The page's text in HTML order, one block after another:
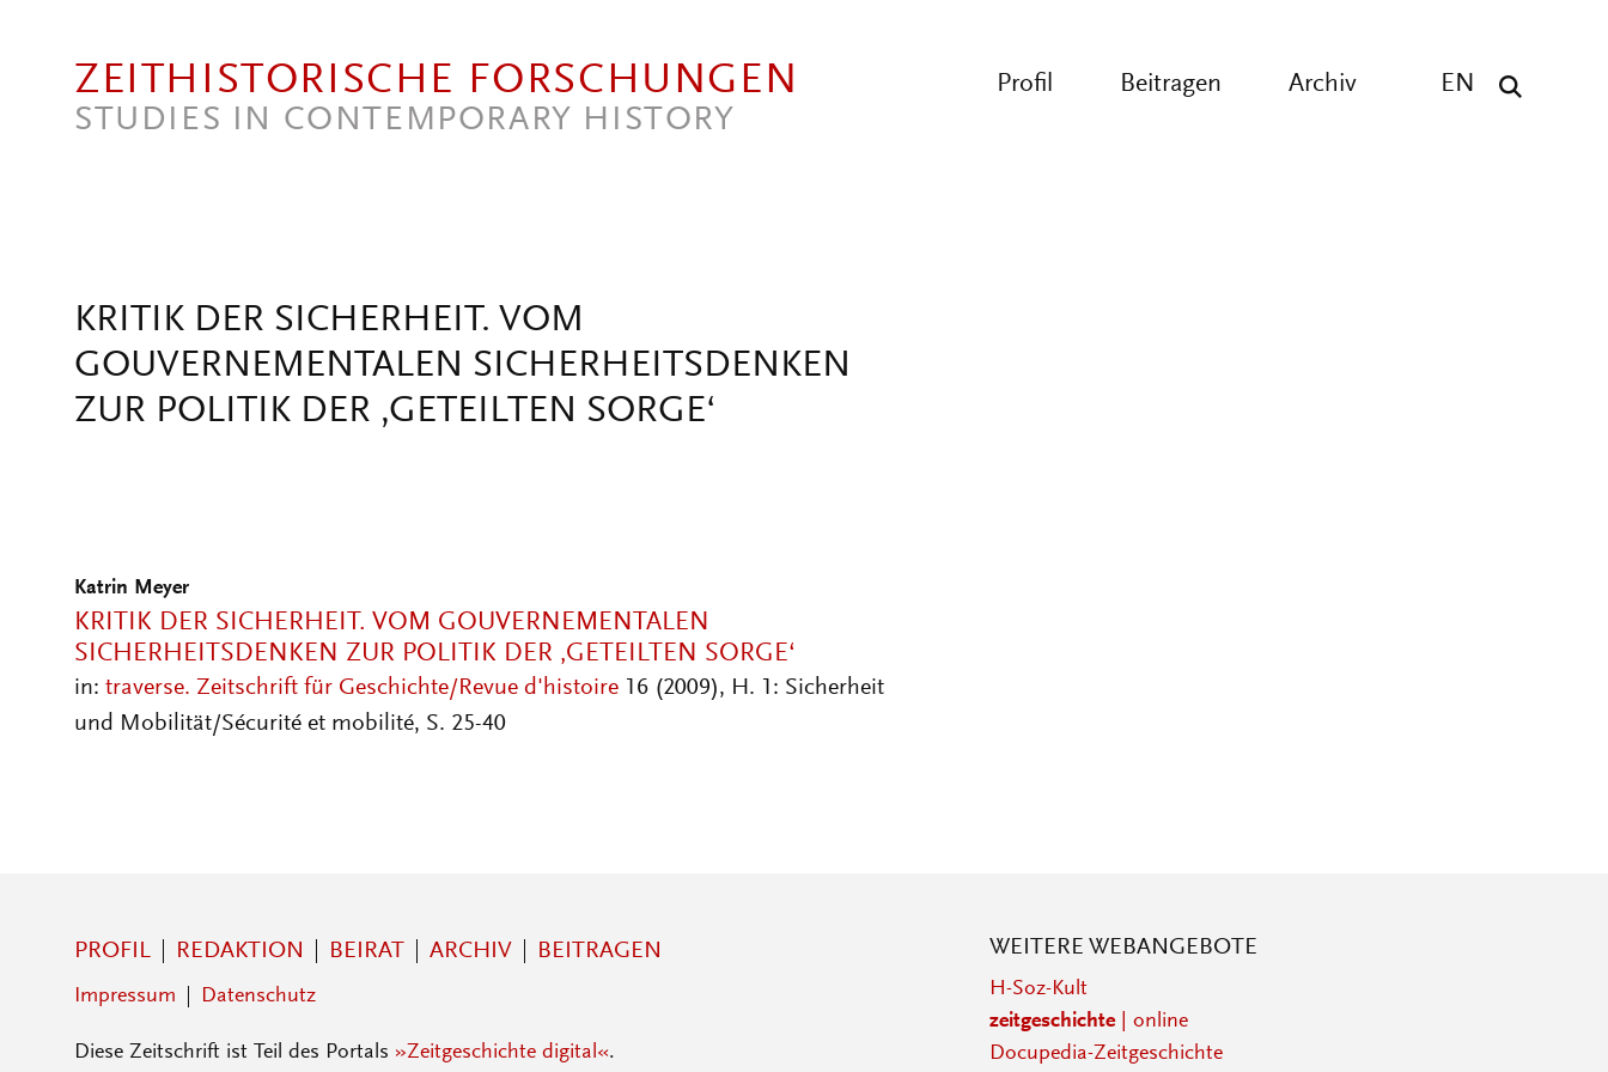
ZEITHISTORISCHE FORSCHUNGEN
STUDIES IN CONTEMPORARY HISTORY
EN
Profil Beitragen Archiv
KRITIK DER SICHERHEIT. VOM
GOUVERNEMENTALEN SICHERHEITSDENKEN
ZUR POLITIK DER ‚GETEILTEN SORGE‘
Katrin Meyer
KRITIK DER SICHERHEIT. VOM GOUVERNEMENTALEN
SICHERHEITSDENKEN ZUR POLITIK DER ‚GETEILTEN SORGE‘
in: traverse. Zeitschrift für Geschichte/Revue d'histoire 16 (2009), H. 1: Sicherheit
und Mobilität/Sécurité et mobilité, S. 25-40
PROFIL REDAKTION BEIRAT ARCHIV BEITRAGEN
Impressum Datenschutz
Diese Zeitschrift ist Teil des Portals »Zeitgeschichte digital«.
WEITERE WEBANGEBOTE
H-Soz-Kult
zeitgeschichte| online
Docupedia-Zeitgeschichte